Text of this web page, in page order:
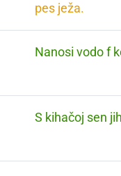
pes ježa.
Nanosi vodo f
S kihačoj sen